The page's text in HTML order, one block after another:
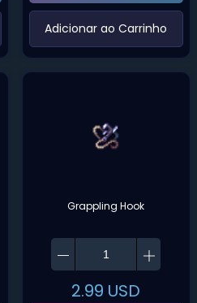
‌Adicionar ao Carrinho‌
Grappling Hook
2.99 USD